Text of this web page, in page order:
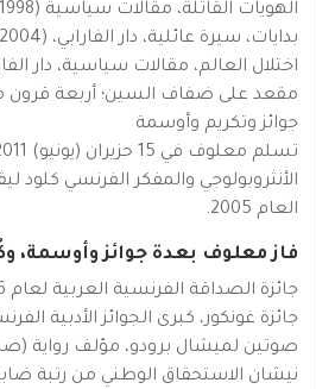
الهويات القاتلة، مقالات سياسية (1998 و 2002)
بدايات، سيرة عائلية، دار الفارابي، (2004)
اختلال العالم، مقالات سياسية، دار
مقعد على ضفاف السين؛ أربعة قرون من
جوائز وتكريم وأوسمة
الأنثروبولوجي والمفكر الفرنسي
العام 2005.
فاز معلوف بعدة جوائز وأوسمة،
جائزة الصداقة الفرنسية العربية لعام 1986 عن روايته “ليون الإفريقي”.
صوتين لميشال برودو، مؤلف رواية
نيشان الاستحقاق الوطني من رتبة ضابط